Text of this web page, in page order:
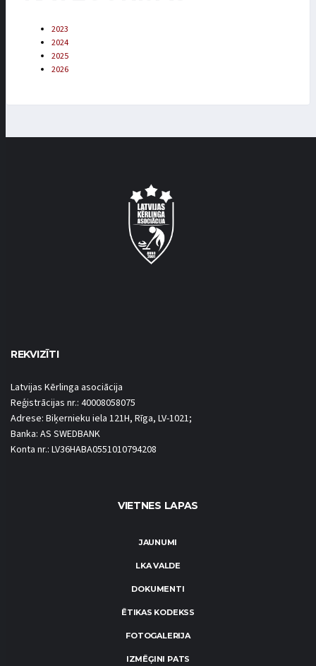
2023
2024
2025
2026
REKVIZĪTI
Latvijas Kērlinga asociācija
Reģistrācijas nr.: 40008058075
Adrese: Biķernieku iela 121H, Rīga, LV-1021;
Banka: AS SWEDBANK
Konta nr.: LV36HABA0551010794208
VIETNES LAPAS
JAUNUMI
LKA VALDE
DOKUMENTI
ĒTIKAS KODEKSS
FOTOGALERIJA
IZMĒĢINI PATS